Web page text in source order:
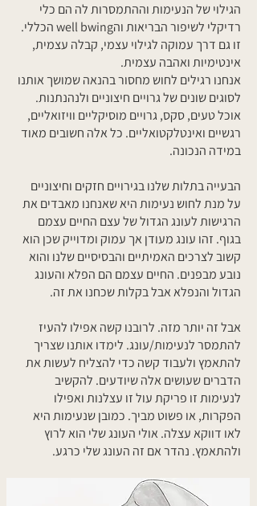
הגילוי של הנעימות וההתמסרות לה הם כלי
רדיקלי לשיפור הבריאות והwell bwing הכללי.
זו גם דרך עמוקה לגילוי עצמי, קבלה עצמית,
אינטימיות ואהבה עצמית.
אנחנו רגילים לחוש מחסור בהנאה שמושך אותנו
לסוגים שונים של גרויים חיצוניים ולנהנתנות.
אוכל טעים, סקס, גרויים מוסיקליים וויזואליים,
רגשיים ואינטלקטואליים. כל אלה חשובים מאוד
במידה הנכונה.
הבעייה בתלות שלנו בגירויים חזקים וחיצוניים
על מנת לחוש נעימות היא שאנחנו מאבדים את
הרגישות לעונג הגדול של עצם החיים עצמם
בגוף. זהו עונג מעודן אך עמוק ומדוייק שכן הוא
קשוב לצרכים האמיתיים והבסיסיים שלנו והוא
נובע מבפנים. החיים עצמם הם הפלא והעונג
הגדול והנפלא אבל בקלות שכחנו את זה.
אבל זה יותר מזה. לרובנו קשה אפילו להעיז
להתמסר לנעימות/עונג. לימדו אותנו שצריך
להתאמץ ולעבוד קשה כדי להצליח לעשות את
הדברים שעושים אלה שיודעים. להקשיב
לנעימות זו פריקת עול זו עצלנות ואפילו
הפקרות, או פשוט מביך. כמובן שנעימות היא
לאו דווקא עצלה. אולי העונג שלי הוא לרוץ
ולהתאמץ. נהדר אם זה העונג שלי כרגע.